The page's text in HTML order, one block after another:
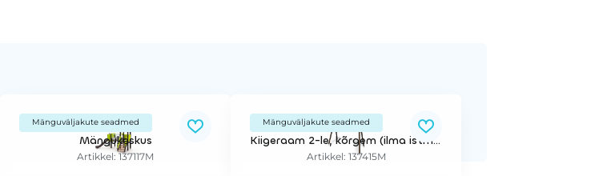
Mänguväljakute seadmed
Mängukeskus
Artikkel: 137117M
Mänguväljakute seadmed
Kiigeraam 2-le, kõrgem (ilma istmeteta)
Artikkel: 137415M